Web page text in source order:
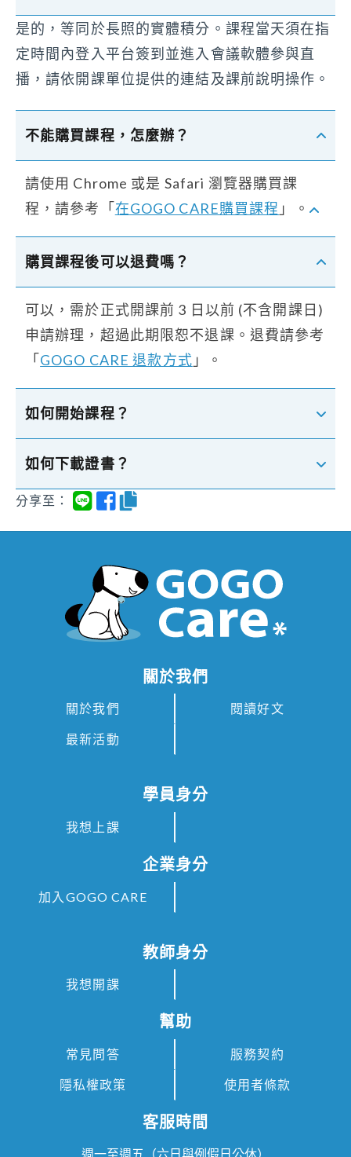
是的，等同於長照的實體積分。課程當天須在指
定時間內登入平台簽到並進入會議軟體參與直
播，請依開課單位提供的連結及課前說明操作。
不能購買課程，怎麼辦？
請使用 Chrome 或是 Safari 瀏覽器購買課
程，請參考「在GOGO CARE購買課程 」。
購買課程後可以退費嗎？
可以，需於正式開課前 3 日以前 (不含開課日)
申請辦理，超過此期限恕不退課。退費請參考
「GOGO CARE 退款方式 」。
如何開始課程？
如何下載證書？
分享至：
關於我們
關於我們 閱讀好文
最新活動
學員身分
我想上課
企業身分
加入GOGO CARE
教師身分
我想開課
幫助
常見問答 服務契約
隱私權政策 使用者條款
客服時間
週一至週五（六日與例假日公休）